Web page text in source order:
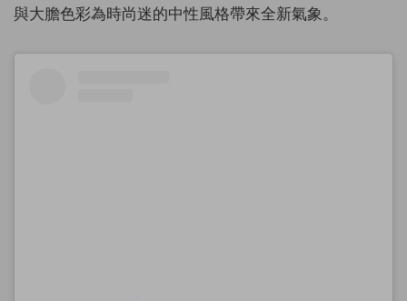
與大膽色彩為時尚迷的中性風格帶來全新氣象。